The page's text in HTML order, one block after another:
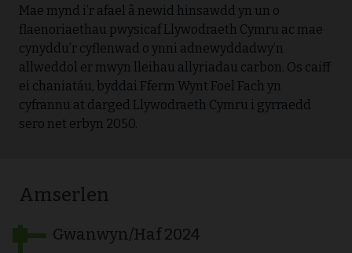
Mae mynd i’r afael â newid hinsawdd yn un o
flaenoriaethau pwysicaf Llywodraeth Cymru ac mae
cynyddu’r cyflenwad o ynni adnewyddadwy’n
allweddol er mwyn lleihau allyriadau carbon. Os caiff
ei chaniatáu, byddai Fferm Wynt Foel Fach yn
cyfrannu at darged Llywodraeth Cymru i gyrraedd
sero net erbyn 2050.
Amserlen
Gwanwyn/Haf 2024